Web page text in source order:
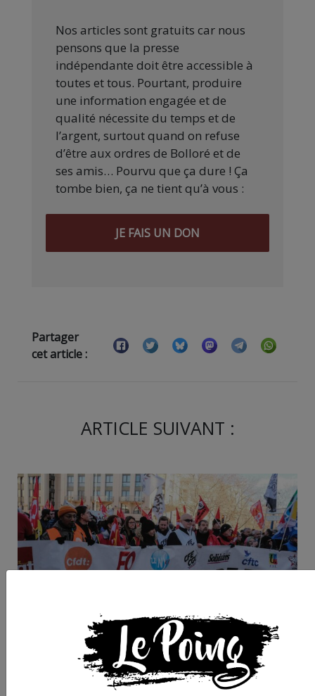
Nos articles sont gratuits car nous
pensons que la presse
indépendante doit être accessible à
toutes et tous. Pourtant, produire
une information engagée et de
qualité nécessite du temps et de
l’argent, surtout quand on refuse
d’être aux ordres de Bolloré et de
ses amis… Pourvu que ça dure ! Ça
tombe bien, ça ne tient qu’à vous :
JE FAIS UN DON
Partager
cet article :
ARTICLE SUIVANT :
Gard :
contre la réforme
retraites, solidarité
les migrants